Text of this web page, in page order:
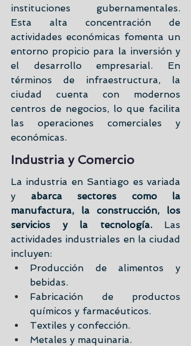
instituciones gubernamentales.
Esta alta concentración de
actividades económicas fomenta un
entorno propicio para la inversión y
el desarrollo empresarial. En
términos de infraestructura, la
ciudad cuenta con modernos
centros de negocios, lo que facilita
las operaciones comerciales y
económicas.
Industria y Comercio
La industria en Santiago es variada
y abarca sectores como la
manufactura, la construcción, los
servicios y la tecnología. Las
actividades industriales en la ciudad
incluyen:
Producción de alimentos y
bebidas.
Fabricación de productos
químicos y farmacéuticos.
Textiles y confección.
Metales y maquinaria.